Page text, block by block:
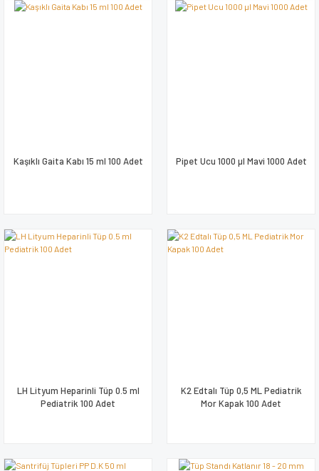
Kaşıklı Gaita Kabı 15 ml 100 Adet Pipet Ucu 1000 µl Mavi 1000 Adet
LH Lityum Heparinli Tüp 0.5 ml
Pediatrik 100 Adet
K2 Edtalı Tüp 0,5 ML Pediatrik
Mor Kapak 100 Adet